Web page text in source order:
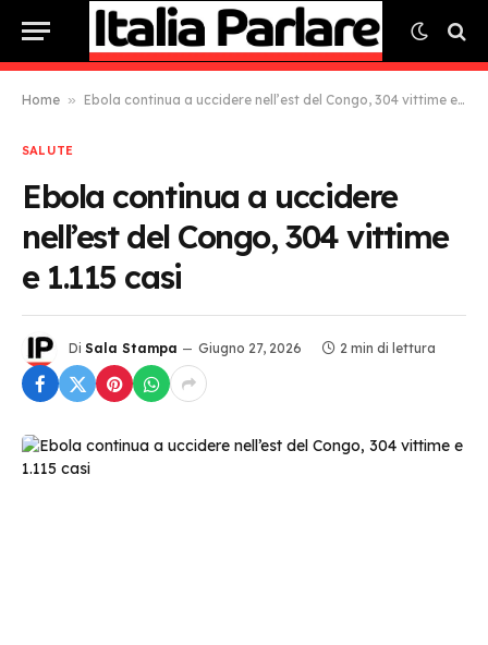
Home » Ebola continua a uccidere nell’est del Congo, 304 vittime e 1.115 casi
SALUTE
Ebola continua a uccidere
nell’est del Congo, 304 vittime
e 1.115 casi
Di Sala Stampa Giugno 27, 2026 2 min di lettura